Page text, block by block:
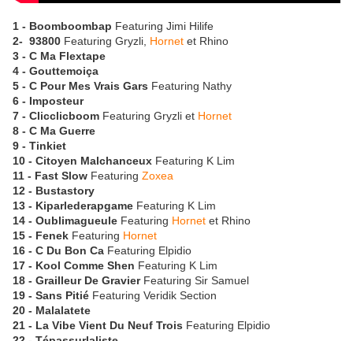
1 - Boomboombap Featuring Jimi Hilife
2- 93800 Featuring Gryzli, Hornet et Rhino
3 - C Ma Flextape
4 - Gouttemoiça
5 - C Pour Mes Vrais Gars Featuring Nathy
6 - Imposteur
7 - Clicclicboom Featuring Gryzli et Hornet
8 - C Ma Guerre
9 - Tinkiet
10 - Citoyen Malchanceux Featuring K Lim
11 - Fast Slow Featuring Zoxea
12 - Bustastory
13 - Kiparlederapgame Featuring K Lim
14 - Oublimagueule Featuring Hornet et Rhino
15 - Fenek Featuring Hornet
16 - C Du Bon Ca Featuring Elpidio
17 - Kool Comme Shen Featuring K Lim
18 - Grailleur De GravierFeaturing Sir Samuel
19 - Sans Pitié Featuring Veridik Section
20 - Malalatete
21 - La Vibe Vient Du Neuf Trois Featuring Elpidio